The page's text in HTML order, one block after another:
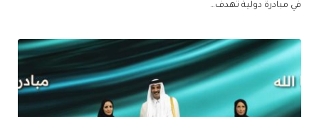
في مبادرة دولية تهدف…